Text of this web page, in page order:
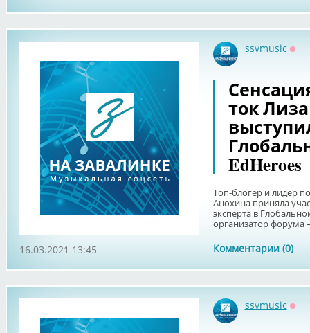
ssvmusic
ток
EdHeroes
Топ-блогер и лидер
Анохина приняла
эксперта в
организатор форума
Комментарии (0)
16.03.2021 13:45
ssvmusic